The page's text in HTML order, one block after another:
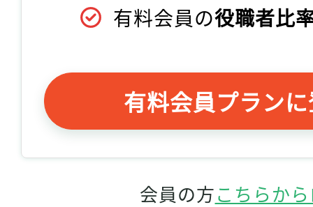
有料会員の役職者比
有料会員プラン
会員の方こちらか